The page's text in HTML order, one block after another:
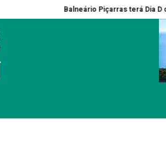
Balneário Piçarras terá Dia D da Campanha